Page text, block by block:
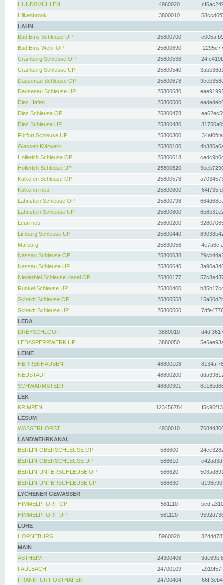
HUNDSMÜHLEN
4960020
Hilkenbrook
3800010
LAHN
Bad Ems Schleuse UP
25800700
Bad Ems Wehr OP
25800690
Cramberg Schleuse OP
25800538
Cramberg Schleuse UP
25800540
Dausenau Schleuse OP
25800678
Dausenau Schleuse UP
25800680
Diez Hafen
25800500
Diez Schleuse OP
25800478
Diez Schleuse UP
25800480
Fürfurt Schleuse UP
25800300
Giessen Klärwerk
25800100
Hollerich Schleuse OP
25800618
Hollerich Schleuse UP
25800620
Kalkofen Schleuse OP
25800578
Kalkofen neu
25800600
Lahnstein Schleuse OP
25800798
Lahnstein Schleuse UP
25800800
Leun neu
25800200
Limburg Schleuse UP
25800440
Marburg
25830056
Nassau Schleuse OP
25800638
Nassau Schleuse UP
25800640
Niederbiel Schleuse Kanal OP
25800177
Runkel Schleuse UP
25800400
Scheidt Schleuse OP
25800558
Scheidt Schleuse UP
25800560
LEDA
DREYSCHLOOT
3880010
LEDASPERRWERK UP
3880050
LEINE
HERRENHAUSEN
48800108
NEUSTADT
48800200
SCHWARMSTEDT
48800301
LEK
KRIMPEN
123456784
LESUM
WASSERHORST
4930010
LANDWEHRKANAL
BERLIN-OBERSCHLEUSE OP
586600
BERLIN-OBERSCHLEUSE UP
586610
BERLIN-UNTERSCHLEUSE OP
586620
BERLIN-UNTERSCHLEUSE UP
586630
LYCHENER GEWÄSSER
HIMMELPFORT OP
581110
HIMMELPFORT UP
581120
LÜHE
HORNEBURG
5960020
MAIN
ASTHEIM
24300406
FAULBACH
24700109
FRANKFURT OSTHAFEN
24700404